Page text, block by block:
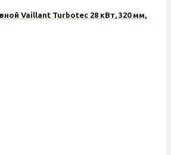
Vaillant Turbotec 28 кВт, 320 мм,